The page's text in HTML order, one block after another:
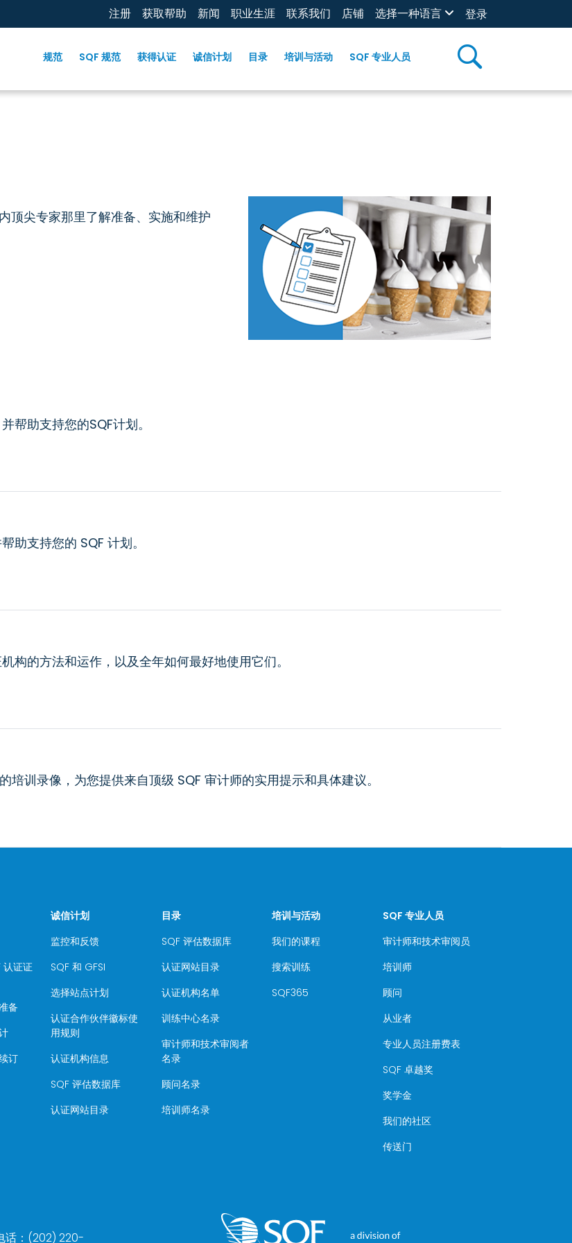
注册 获取帮助 新闻 职业生涯 联系我们 店铺 选择一种语言 登录
规范 SQF 规范 获得认证 诚信计划 目录 培训与活动 SQF 专业人员
顶尖专家那里了解准备、实施和维护
帮助支持您的SQF计划。
助支持您的 SQF 计划。
构的方法和运作，以及全年如何最好地使用它们。
培训录像，为您提供来自顶级 SQF 审计师的实用提示和具体建议。
认证证
备
订
诚信计划
监控和反馈
SQF 和 GFSI
选择站点计划
认证合作伙伴徽标使
用规则
认证机构信息
SQF 评估数据库
认证网站目录
目录
SQF 评估数据库
认证网站目录
认证机构名单
训练中心名录
审计师和技术审阅者
名录
顾问名录
培训师名录
培训与活动
我们的课程
搜索训练
SQF365
SQF 专业人员
审计师和技术审阅员
培训师
顾问
从业者
专业人员注册费表
SQF 卓越奖
奖学金
我们的社区
传送门
话：(202) 220-